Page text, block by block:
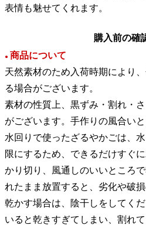
表情も魅せてくれます。
購入前の確
● 商品について
天然素材のため入荷時期により
る場合がございます。
素材の性質上、黒ずみ・割れ・
がございます。手作りの風合い
水回りで使ったざるやかごは、
限にするため、できるだけすぐ
かり切り、風通しのいいところ
れたまま放置すると、劣化や破
乾かす場合は、陰干しをしてく
いると乾きすぎてしまい、割れ